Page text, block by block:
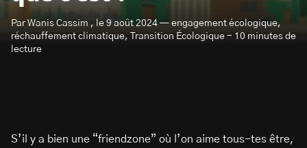
Par Wanis Cassim , le 9 août 2024 — engagement écologique,
réchauffement climatique, Transition Écologique - 10 minutes de
lecture
S’il y a bien une “friendzone” où l’on aime tous-tes être,